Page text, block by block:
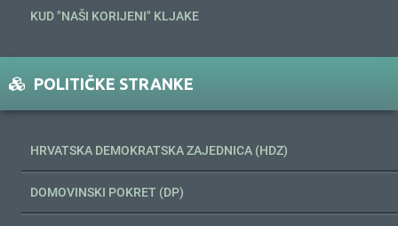
KUD "NAŠI KORIJENI" KLJAKE
POLITIČKE STRANKE
HRVATSKA DEMOKRATSKA ZAJEDNICA (HDZ)
DOMOVINSKI POKRET (DP)